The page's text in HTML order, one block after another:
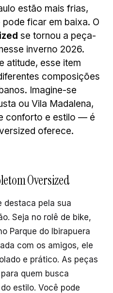
estão mais frias,
ficar em baixa. O
se tornou a peça-
inverno 2026.
atitude, esse item
composições
Imagine-se
ou Vila Madalena,
conforto e estilo — é
oferece.
Oversized
destaca pela sua
Seja no rolê de bike,
Parque do Ibirapuera
com os amigos, ele
e prático. As peças
quem busca
estilo. Você pode